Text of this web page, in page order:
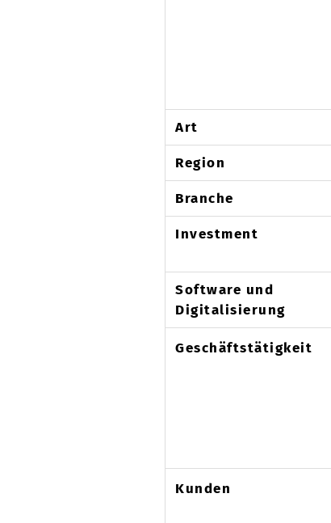
Art
Region
Branche
Investment
Software und
Digitalisierung
Geschäftstätigkeit
Kunden